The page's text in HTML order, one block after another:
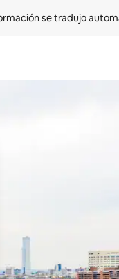
se tradujo
de flecha hacia arriba